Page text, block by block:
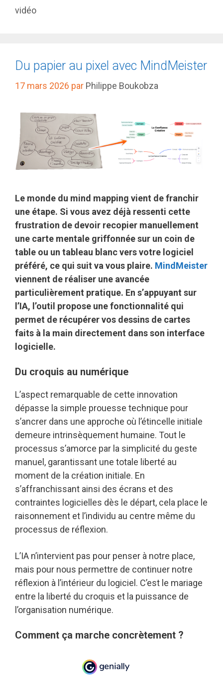
vidéo
Du papier au pixel avec MindMeister
17 mars 2026 par Philippe Boukobza
Le monde du mind mapping vient de franchir
une étape. Si vous avez déjà ressenti cette
frustration de devoir recopier manuellement
une carte mentale griffonnée sur un coin de
table ou un tableau blanc vers votre logiciel
préféré, ce qui suit va vous plaire. MindMeister
viennent de réaliser une avancée
particulièrement pratique. En s’appuyant sur
l’IA, l’outil propose une fonctionnalité qui
permet de récupérer vos dessins de cartes
faits à la main directement dans son interface
logicielle.
Du croquis au numérique
L’aspect remarquable de cette innovation
dépasse la simple prouesse technique pour
s’ancrer dans une approche où l’étincelle initiale
demeure intrinsèquement humaine. Tout le
processus s’amorce par la simplicité du geste
manuel, garantissant une totale liberté au
moment de la création initiale. En
s’affranchissant ainsi des écrans et des
contraintes logicielles dès le départ, cela place le
raisonnement et l’individu au centre même du
processus de réflexion.
L’IA n’intervient pas pour penser à notre place,
mais pour nous permettre de continuer notre
réflexion à l’intérieur du logiciel. C’est le mariage
entre la liberté du croquis et la puissance de
l’organisation numérique.
Comment ça marche concrètement ?